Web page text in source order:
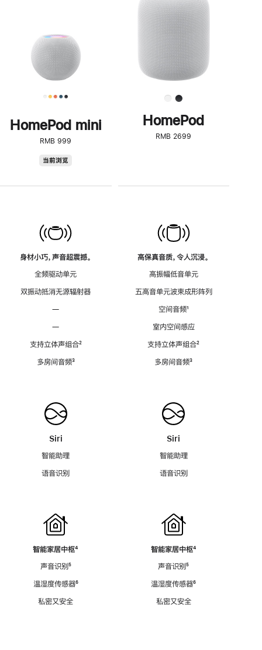
HomePod mini
RMB 999
当前浏览
身材小巧，声音超震撼。
全频驱动单元
双振动抵消无源辐射器
—
—
支持立体声组合脚
²
多房间音频脚
³
Siri
智能助理
语音识别
智能家居中枢脚
⁴
声音识别脚
⁵
温湿度传感器脚
⁶
私密又安全
了
解
HomePod<
HomePod
RMB 2699
高保真音质，令人沉浸。
高振幅低音单元
五高音单元波束成形阵列
空间音频脚
¹
室内空间感应
支持立体声组合脚
²
多房间音频脚
³
Siri
智能助理
语音识别
智能家居中枢脚
⁴
声音识别脚
⁵
温湿度传感器脚
⁶
私密又安全